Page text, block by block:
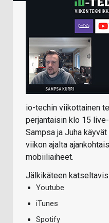
io-techin viikottainen
perjantaisin klo 15
Sampsa ja Juha
viikon ajalta
mobiiliaiheet.
Jälkikäteen
Youtube
iTunes
Spotify